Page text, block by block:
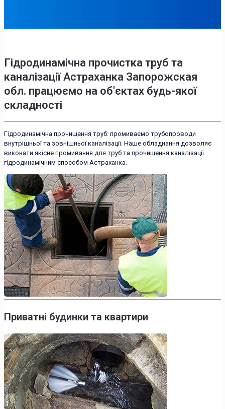
Гідродинамічна прочистка труб та
каналізації Астраханка Запорожская
обл. працюємо на об'єктах будь-якої
складності
Гідродинамічна прочищення труб: промиваємо трубопроводи
внутрішньої та зовнішньої каналізації. Наше обладнання дозволяє
виконати якісне промивання для труб та прочищення каналізації
гідродинамічним способом Астраханка.
Приватні будинки та квартири